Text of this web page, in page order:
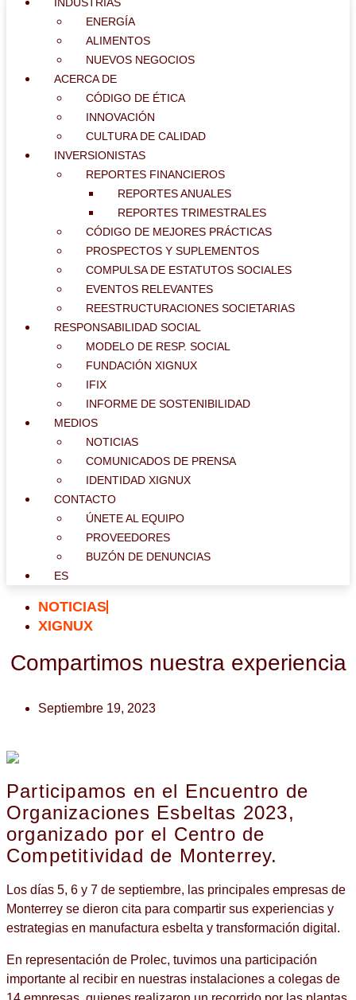
ENERGÍA
ALIMENTOS
NUEVOS NEGOCIOS
ACERCA DE
CÓDIGO DE ÉTICA
INNOVACIÓN
CULTURA DE CALIDAD
INVERSIONISTAS
REPORTES FINANCIEROS
REPORTES ANUALES
REPORTES TRIMESTRALES
CÓDIGO DE MEJORES PRÁCTICAS
PROSPECTOS Y SUPLEMENTOS
COMPULSA DE ESTATUTOS SOCIALES
EVENTOS RELEVANTES
REESTRUCTURACIONES SOCIETARIAS
RESPONSABILIDAD SOCIAL
MODELO DE RESP. SOCIAL
FUNDACIÓN XIGNUX
IFIX
INFORME DE SOSTENIBILIDAD
MEDIOS
NOTICIAS
COMUNICADOS DE PRENSA
IDENTIDAD XIGNUX
CONTACTO
ÚNETE AL EQUIPO
PROVEEDORES
BUZÓN DE DENUNCIAS
ES
NOTICIAS
XIGNUX
Compartimos nuestra experiencia
Septiembre 19, 2023
Participamos en el Encuentro de
Organizaciones Esbeltas 2023,
organizado por el Centro de
Competitividad de Monterrey.
Los días 5, 6 y 7 de septiembre, las principales empresas de
Monterrey se dieron cita para compartir sus experiencias y
estrategias en manufactura esbelta y transformación digital.
En representación de Prolec, tuvimos una participación
importante al recibir en nuestras instalaciones a colegas de